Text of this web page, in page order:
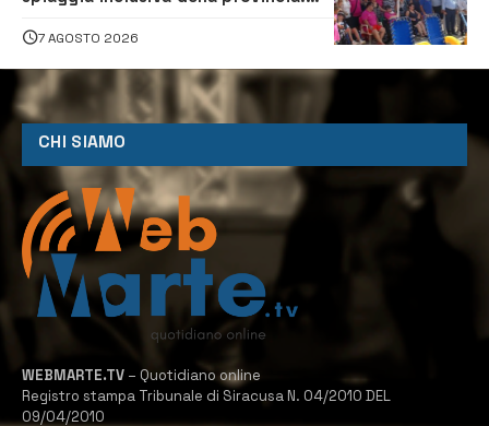
tutti
7 AGOSTO 2026
CHI SIAMO
WEBMARTE.TV – Quotidiano online
Registro stampa Tribunale di Siracusa N. 04/2010 DEL
09/04/2010